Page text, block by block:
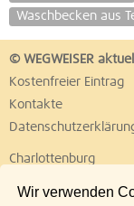
Wir verwenden
Waschbecken aus
© WEGWEISER aktuell
Kostenfreier Eintrag
Kontakte
Charlottenburg